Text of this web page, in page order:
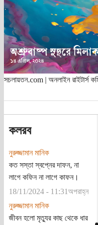
সচলায়তন.com | অনলাইন রাইটার্স
কলরব
নুরুজ্জামান মানিক
কত সস্তা স্বপ্নের দাফন, না
লাগে কফিন না লাগে কাফন।
18/11/2024 - 11:31অপরাহ্ন
নুরুজ্জামান মানিক
জীবন হলো মৃত্যুর কাছ থেকে ধার